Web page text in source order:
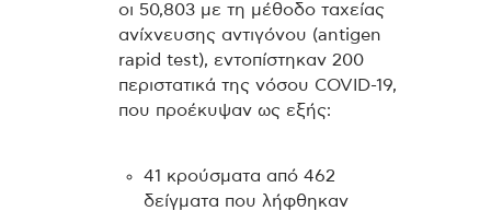
οι 50,803 με τη μέθοδο ταχείας
ανίχνευσης αντιγόνου (antigen
rapid test), εντοπίστηκαν 200
περιστατικά της νόσου COVID-19,
που προέκυψαν ως εξής:
41 κρούσματα από 462
δείγματα που λήφθηκαν